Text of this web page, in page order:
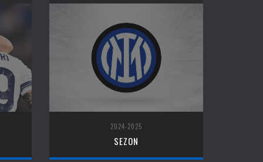
2024-2025
SEZON